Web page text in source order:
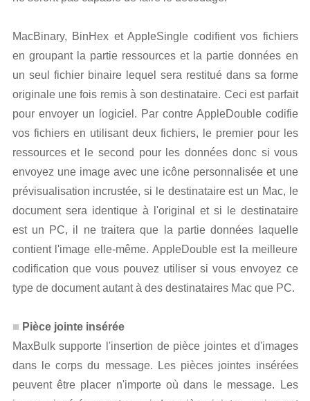
MacBinary, BinHex et AppleSingle codifient vos fichiers
en groupant la partie ressources et la partie données en
un seul fichier binaire lequel sera restitué dans sa forme
originale une fois remis à son destinataire. Ceci est parfait
pour envoyer un logiciel. Par contre AppleDouble codifie
vos fichiers en utilisant deux fichiers, le premier pour les
ressources et le second pour les données donc si vous
envoyez une image avec une icône personnalisée et une
prévisualisation incrustée, si le destinataire est un Mac, le
document sera identique à l'original et si le destinataire
est un PC, il ne traitera que la partie données laquelle
contient l'image elle-même. AppleDouble est la meilleure
codification que vous pouvez utiliser si vous envoyez ce
type de document autant à des destinataires Mac que PC.
Pièce jointe insérée
MaxBulk supporte l'insertion de pièce jointes et d'images
dans le corps du message. Les pièces jointes insérées
peuvent être placer n'importe où dans le message. Les